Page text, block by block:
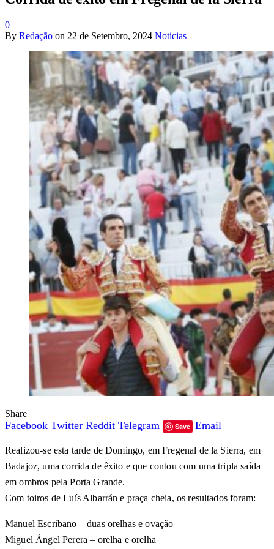
0
By Redação on 22 de Setembro, 2024 Noticias
Share
Facebook Twitter Reddit Telegram Save Email
Realizou-se esta tarde de Domingo, em Fregenal de la Sierra, em
Badajoz, uma corrida de êxito e que contou com uma tripla saída
em ombros pela Porta Grande.
Com toiros de Luís Albarrán e praça cheia, os resultados foram:
Manuel Escribano – duas orelhas e ovação
Miguel Ángel Perera – orelha e orelha